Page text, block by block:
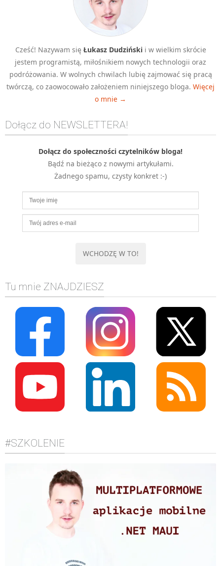
Cześć! Nazywam się Łukasz Dudzińskii w wielkim skrócie
jestem programistą, miłośnikiem nowych technologii oraz
podróżowania. W wolnych chwilach lubię zajmować się pracą
twórczą, co zaowocowało założeniem niniejszego bloga. Więcej
o mnie →
Dołącz do NEWSLETTERA!
Dołącz do społeczności czytelników bloga!
Bądź na bieżąco z nowymi artykułami.
Żadnego spamu, czysty konkret :-)
Tu mnie ZNAJDZIESZ
#SZKOLENIE